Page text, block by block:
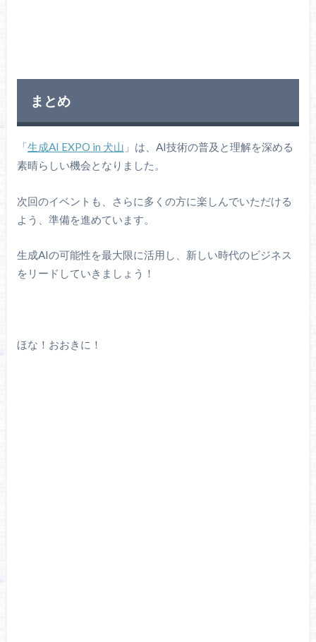
まとめ
「生成AI EXPO in 犬山 」は、AI技術の普及と理解を深める
素晴らしい機会となりました。
次回のイベントも、さらに多くの方に楽しんでいただける
よう、準備を進めています。
生成AIの可能性を最大限に活用し、新しい時代のビジネス
をリードしていきましょう！
ほな！おおきに！